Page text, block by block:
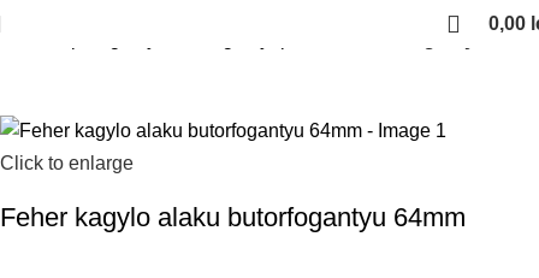
0,00
Feher fogantyuk
Click to enlarge
Feher kagylo alaku butorfogantyu 64mm